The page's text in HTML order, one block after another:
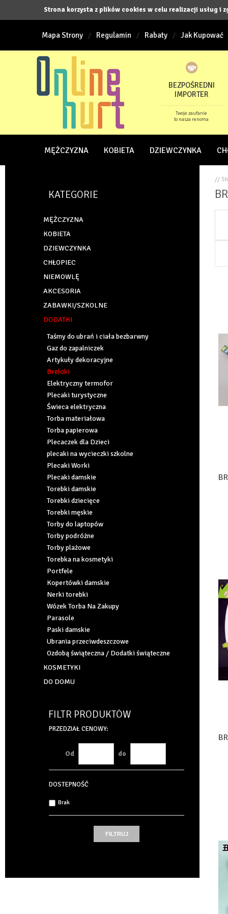
Strona korzysta z plików cookies w celu realizacji usług i
Mapa Strony Regulamin Rabaty Jak Kupować
BEZPOŚREDNI
IMPORTER
Twoje zaufanie
to nasza renoma
MĘŻCZYZNA KOBIETA DZIEWCZYNKA
KATEGORIE
MĘŻCZYZNA
KOBIETA
DZIEWCZYNKA
CHŁOPIEC
NIEMOWLĘ
AKCESORIA
ZABAWKI/SZKOLNE
DODATKI
Taśmy do ubrań i ciała bezbarwny
Gaz do zapalniczek
Artykuły dekoracyjne
Breloki
Elektryczny termofor
Plecaki turystyczne
Świeca elektryczna
Torba materiałowa
Torba papierowa
Plecaczek dla Dzieci
plecaki na wycieczki szkolne
Plecaki Worki
Plecaki damskie
Torebki damskie
Torebki dziecięce
Torebki męskie
Torby do laptopów
Torby podróżne
Torby plażowe
Torebka na kosmetyki
Portfele
Kopertówki damskie
Nerki torebki
Wózek Torba Na Zakupy
Parasole
Paski damskie
Ubrania przeciwdeszczowe
Ozdobą świąteczna / Dodatki świąteczne
KOSMETYKI
DO DOMU
FILTR PRODUKTÓW
PRZEDZIAŁ CENOWY:
Od do
DOSTEPNOŚĆ
Brak
//